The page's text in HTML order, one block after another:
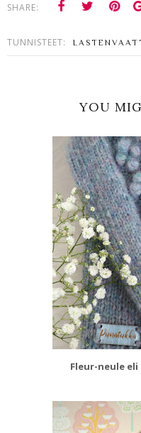
SHARE:
TUNNISTEET:
YOU
Fleur-neule